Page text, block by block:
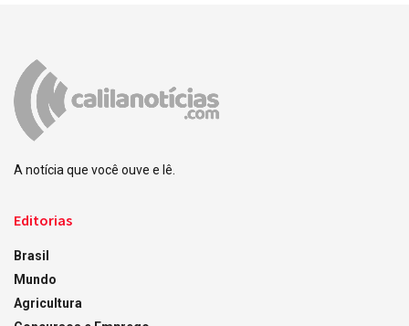
A notícia que você ouve e lê.
Editorias
Brasil
Mundo
Agricultura